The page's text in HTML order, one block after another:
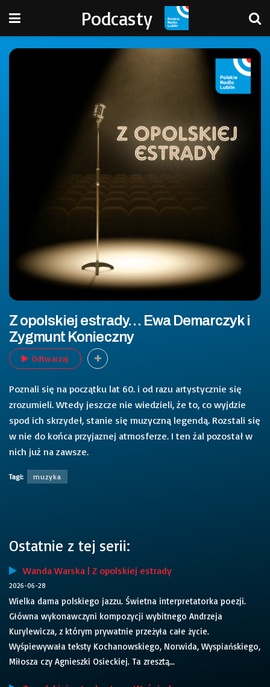
Podcasty
Z opolskiej estrady… Ewa Demarczyk i
Zygmunt Konieczny
Odtwarzaj
Poznali się na początku lat 60. i od razu artystycznie się
zrozumieli. Wtedy jeszcze nie wiedzieli, że to, co wyjdzie
spod ich skrzydeł, stanie się muzyczną legendą. Rozstali się
w nie do końca przyjaznej atmosferze. I ten żal pozostał w
nich już na zawsze.
Tagi: muzyka
Ostatnie z tej serii:
Wanda Warska | Z opolskiej estrady
2026-06-28
Wielka dama polskiego jazzu. Świetna interpretatorka poezji.
Główna wykonawczyni kompozycji wybitnego Andrzeja
Kurylewicza, z którym prywatnie przeżyła całe życie.
Wyśpiewywała teksty Kochanowskiego, Norwida, Wyspiańskiego,
Miłosza czy Agnieszki Osieckiej. Ta zresztą...